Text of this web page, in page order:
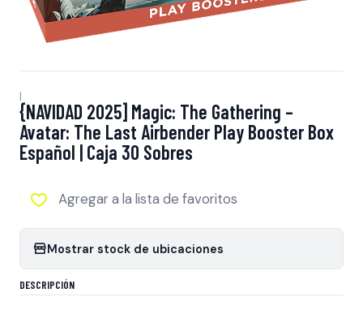
|
{NAVIDAD 2025] Magic: The Gathering –
Avatar: The Last Airbender Play Booster Box
Español | Caja 30 Sobres
Agregar a la lista de favoritos
Mostrar stock de ubicaciones
DESCRIPCIÓN